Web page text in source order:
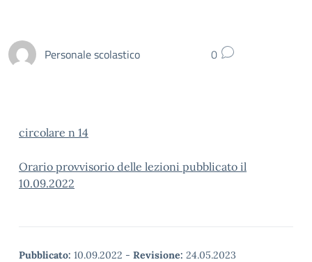
Personale scolastico 0
circolare n 14
Orario provvisorio delle lezioni pubblicato il
10.09.2022
Pubblicato: 10.09.2022 - Revisione: 24.05.2023